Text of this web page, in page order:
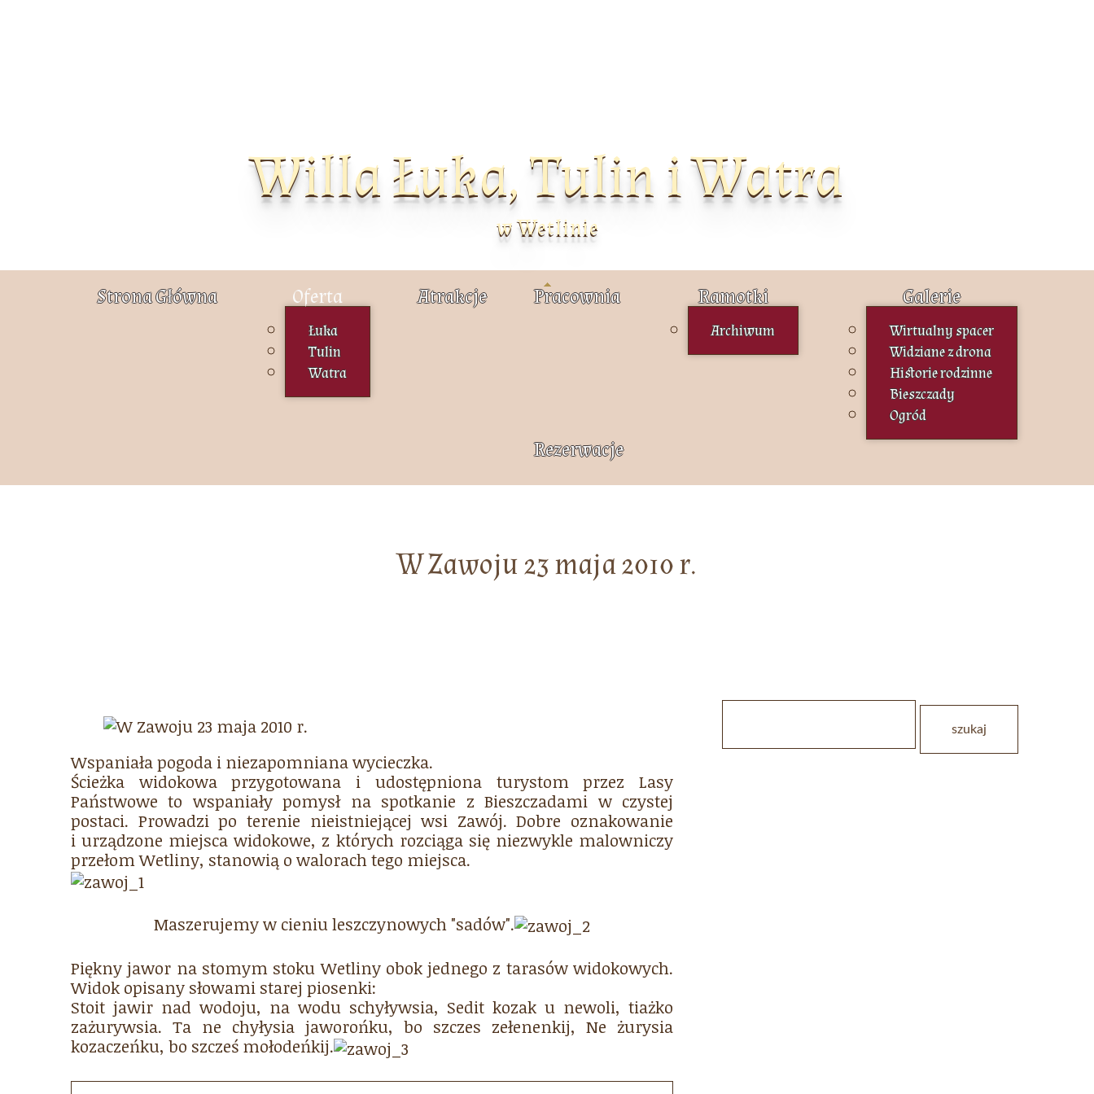
Willa Łuka, Tulin i Watra
w Wetlinie
Strona Główna Oferta
Łuka
Tulin
Watra
Atrakcje Pracownia Ramotki
Archiwum
Galerie
Wirtualny spacer
Widziane z drona
Historie rodzinne
Bieszczady
Ogród
Rezerwacje
W Zawoju 23 maja 2010 r.
Wspaniała pogoda i niezapomniana wycieczka.
Ścieżka widokowa przygotowana i udostępniona turystom przez Lasy
Państwowe to wspaniały pomysł na spotkanie z Bieszczadami w czystej
postaci. Prowadzi po terenie nieistniejącej wsi Zawój. Dobre oznakowanie
i urządzone miejsca widokowe, z których rozciąga się niezwykle malowniczy
przełom Wetliny, stanowią o walorach tego miejsca.
Maszerujemy w cieniu leszczynowych "sadów".
Piękny jawor na stomym stoku Wetliny obok jednego z tarasów widokowych.
Widok opisany słowami starej piosenki:
Stoit jawir nad wodoju, na wodu schyływsia, Sedit kozak u newoli, tiażko
zażurywsia. Ta ne chyłysia jaworońku, bo szczes zełenenkij, Ne żurysia
kozaczeńku, bo szcześ mołodeńkij.